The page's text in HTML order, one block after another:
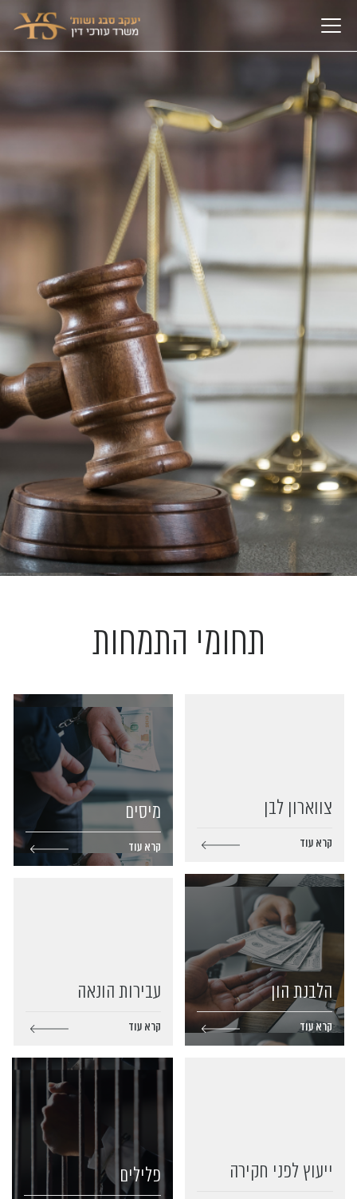
תחומי התמחות
צווארון לבן
קרא עוד
הלבנת הון
קרא עוד
מיסים
קרא עוד
עבירות הונאה
קרא עוד
ייעוץ לפני חקירה פלילים